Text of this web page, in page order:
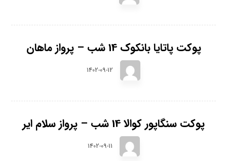
پوکت پاتایا بانکوک 14 شب – پرواز ماهان
1402-09-12
پوکت سنگاپور کوالا 14 شب – پرواز سلام ایر
1402-09-11